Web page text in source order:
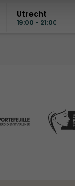
Utrecht
19:00 - 21:00